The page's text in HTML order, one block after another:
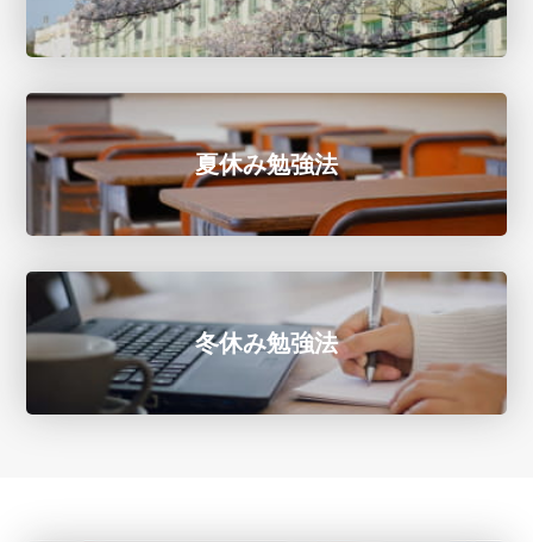
夏休み勉強法
冬休み勉強法